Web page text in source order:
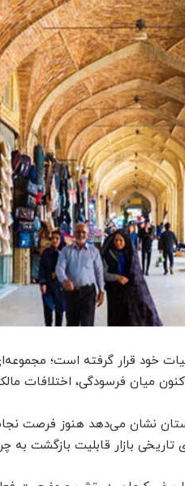
خود قرار گرفته است؛
میان فرسودگی، اختلافات
نشان می‌دهد هنوز فرصت
بازار قابلیت بازگشت به
ل
ا
ز
س
م
ت
خ
و
د
ک
ن
ا
ر
ه‌
گ
ی
ر
ی
ک
ر